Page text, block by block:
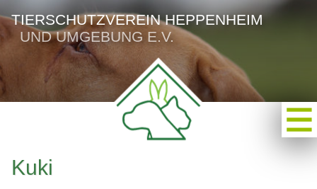
TIERSCHUTZVEREIN HEPPENHEIM
UND UMGEBUNG E.V.
Kuki